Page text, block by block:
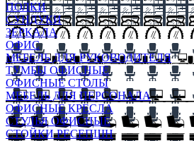
ПОЛКИ
СУНДУКИ
ЗЕРКАЛА
ОФИС
МЕБЕЛЬ ДЛЯ РУКОВОДИТЕЛЯ
ТУМБЫ ОФИСНЫЕ
ОФИСНЫЕ СТОЛЫ
МЕБЕЛЬ ДЛЯ ПЕРСОНАЛА
ОФИСНЫЕ КРЕСЛА
СТУЛЬЯ ОФИСНЫЕ
СТОЙКИ РЕСЕПШН